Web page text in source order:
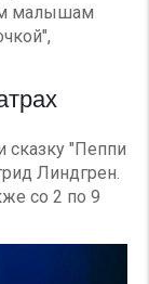
малышам
сказку "Пеппи
Линдгрен.
со 2 по 9